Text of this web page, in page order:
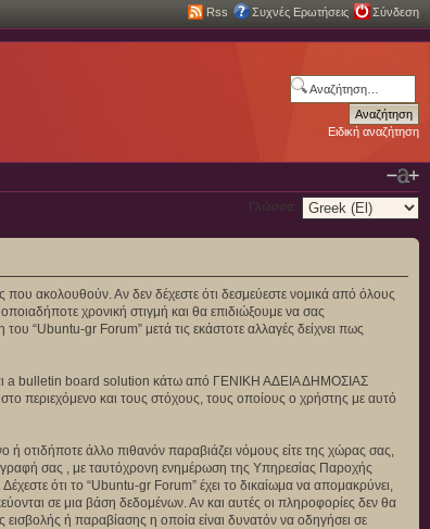
Rss Συχνές Ερωτήσεις Σύνδεση
Ειδική αναζήτηση
Γλώσσα:
ακολουθούν. Αν δεν δέχεστε ότι δεσμεύεστε νομικά από όλους
χρονική στιγμή και θα επιδιώξουμε να σας
“Ubuntu-gr Forum” μετά τις εκάστοτε αλλαγές δείχνει πως
a bulletin board solution κάτω από ΓΕΝΙΚΗ ΑΔΕΙΑ ΔΗΜΟΣΙΑΣ
περιεχόμενο και τους στόχους, τους οποίους ο χρήστης με αυτό
οτιδήποτε άλλο πιθανόν παραβιάζει νόμους είτε της χώρας σας,
σας , με ταυτόχρονη ενημέρωση της Υπηρεσίας Παροχής
ότι το “Ubuntu-gr Forum” έχει το δικαίωμα να απομακρύνει,
σε μια βάση δεδομένων. Αν και αυτές οι πληροφορίες δεν θα
ή παραβίασης η οποία είναι δυνατόν να οδηγήσει σε